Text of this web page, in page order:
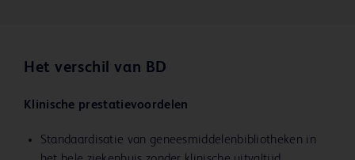
Het verschil van BD
Klinische prestatievoordelen
Standaardisatie van geneesmiddelenbibliotheken in